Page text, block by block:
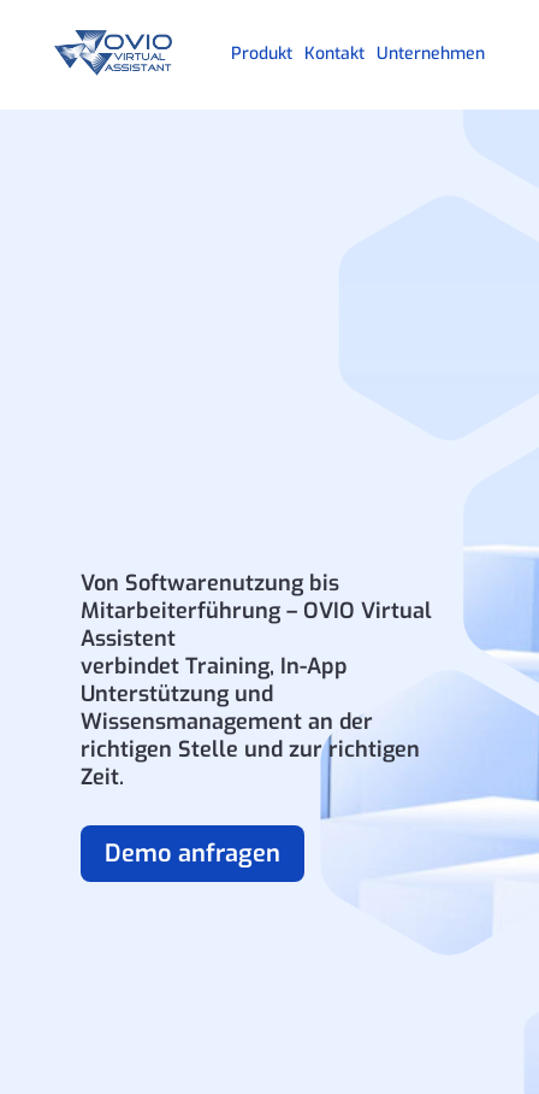
Unternehmen
Kontakt
Produkt
Von Softwarenutzung bis
Mitarbeiterführung – OVIO Virtual
Assistent
verbindet Training, In-App
Unterstützung und
Wissensmanagement an der
richtigen Stelle und zur richtigen
Zeit.
Demo anfragen